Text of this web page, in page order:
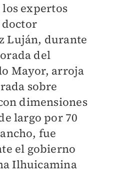
los expertos
Luján, durante
del
Mayor, arroja
sobre
dimensiones
largo por 70
fue
el gobierno
Ilhuicamina